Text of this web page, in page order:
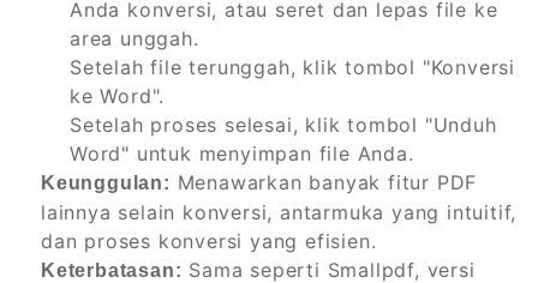
Anda konversi, atau seret dan lepas file ke
area unggah.
Setelah file terunggah, klik tombol "Konversi
ke Word".
Setelah proses selesai, klik tombol "Unduh
Word" untuk menyimpan file Anda.
Keunggulan: Menawarkan banyak fitur PDF
lainnya selain konversi, antarmuka yang intuitif,
dan proses konversi yang efisien.
Keterbatasan: Sama seperti Smallpdf, versi